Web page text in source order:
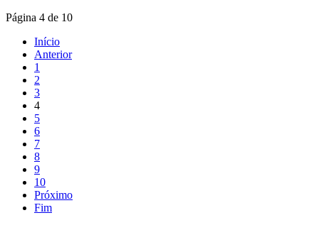
Página 4 de 10
Início
Anterior
1
2
3
4
5
6
7
8
9
10
Próximo
Fim